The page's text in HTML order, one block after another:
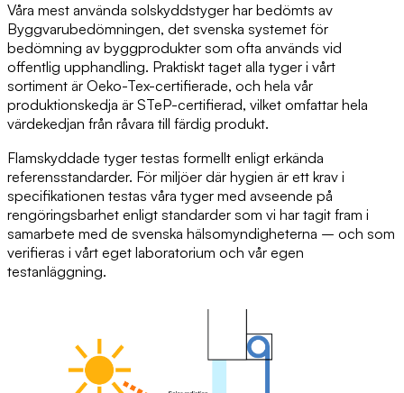
Våra mest använda solskyddstyger har bedömts av
Byggvarubedömningen, det svenska systemet för
bedömning av byggprodukter som ofta används vid
offentlig upphandling. Praktiskt taget alla tyger i vårt
sortiment är Oeko-Tex-certifierade, och hela vår
produktionskedja är STeP-certifierad, vilket omfattar hela
värdekedjan från råvara till färdig produkt.
Flamskyddade tyger testas formellt enligt erkända
referensstandarder. För miljöer där hygien är ett krav i
specifikationen testas våra tyger med avseende på
rengöringsbarhet enligt standarder som vi har tagit fram i
samarbete med de svenska hälsomyndigheterna – och som
verifieras i vårt eget laboratorium och vår egen
testanläggning.